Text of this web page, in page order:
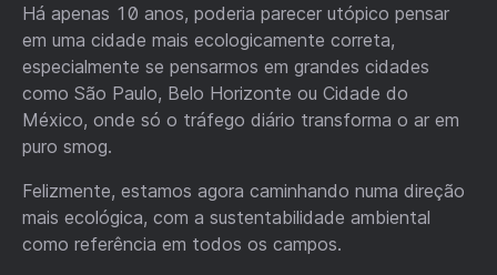
Há apenas 10 anos, poderia parecer utópico pensar
em uma cidade mais ecologicamente correta,
especialmente se pensarmos em grandes cidades
como São Paulo, Belo Horizonte ou Cidade do
México, onde só o tráfego diário transforma o ar em
puro smog.
Felizmente, estamos agora caminhando numa direção
mais ecológica, com a sustentabilidade ambiental
como referência em todos os campos.